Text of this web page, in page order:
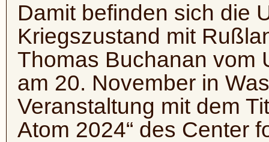
Damit befinden sich die
Kriegszustand mit
Thomas Buchanan vom
am 20. November in
Veranstaltung mit dem
Atom 2024“ des Center